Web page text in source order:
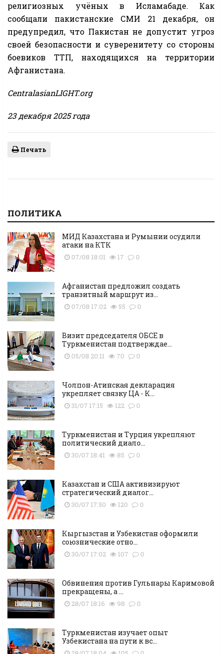
религиозных учёных в Исламабаде. Как
сообщали пакистанские СМИ 21 декабря, он
предупредил, что Пакистан не допустит угроз
своей безопасности и суверенитету со стороны
боевиков ТТП, находящихся на территории
Афганистана.
CentralasianLIGHT.org
23 декабря 2025 года
Печать
ПОЛИТИКА
МИД Казахстана и Румынии осудили
атаки на КТК
07/08 18:01 17 0
Афганистан предложил создать
транзитный маршрут из...
07/08 17:02 55 0
Визит председателя ОБСЕ в
Туркменистан подтверждае...
05/08 20:11 70 0
Чолпон-Атинская декларация
укрепляет связку ЦА - К...
31/07 17:15 122 0
Туркменистан и Турция укрепляют
политический диало...
30/07 18:41 85 0
Казахстан и США активизируют
стратегический диалог...
30/07 17:50 120 0
Кыргызстан и Узбекистан оформили
союзнические отно...
30/07 17:02 107 0
Обвинения против Гульнары Каримовой
прекращены, а ...
28/07 18:16 98 0
Туркменистан изучает опыт
Узбекистана на пути к вс...